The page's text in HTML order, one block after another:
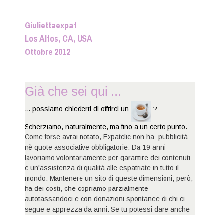
Giuliettaexpat
Los Altos, CA, USA
Ottobre 2012
Già che sei qui ...
... possiamo chiederti di offrirci un ?
Scherziamo, naturalmente, ma fino a un certo punto.
Come forse avrai notato, Expatclic non ha pubblicità
nè quote associative obbligatorie. Da 19 anni
lavoriamo volontariamente per garantire dei contenuti
e un'assistenza di qualità alle espatriate in tutto il
mondo. Mantenere un sito di queste dimensioni, però,
ha dei costi, che copriamo parzialmente
autotassandoci e con donazioni spontanee di chi ci
segue e apprezza da anni. Se tu potessi dare anche